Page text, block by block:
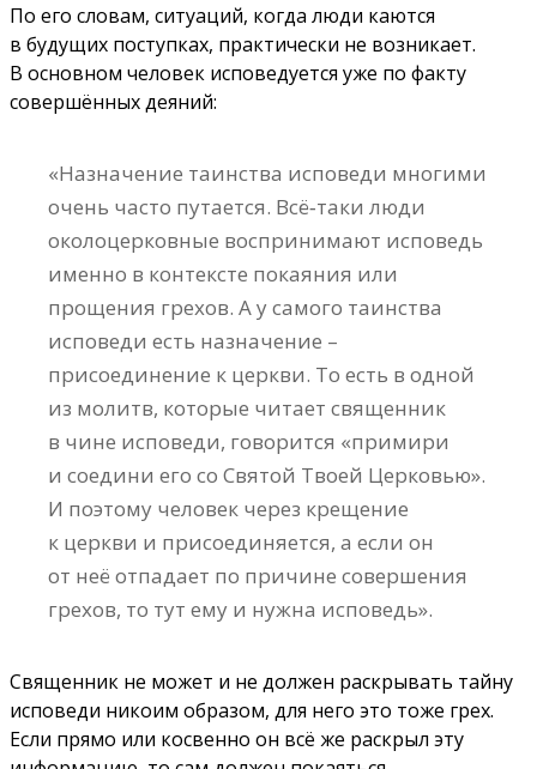
По его словам, ситуаций, когда люди каются
в будущих поступках, практически не возникает.
В основном человек исповедуется уже по факту
совершённых деяний:
«Назначение таинства исповеди многими
очень часто путается. Всё‑таки люди
околоцерковные воспринимают исповедь
именно в контексте покаяния или
прощения грехов. А у самого таинства
исповеди есть назначение –
присоединение к церкви. То есть в одной
из молитв, которые читает священник
в чине исповеди, говорится «примири
и соедини его со Святой Твоей Церковью».
И поэтому человек через крещение
к церкви и присоединяется, а если он
от неё отпадает по причине совершения
грехов, то тут ему и нужна исповедь».
Священник не может и не должен раскрывать тайну
исповеди никоим образом, для него это тоже грех.
Если прямо или косвенно он всё же раскрыл эту